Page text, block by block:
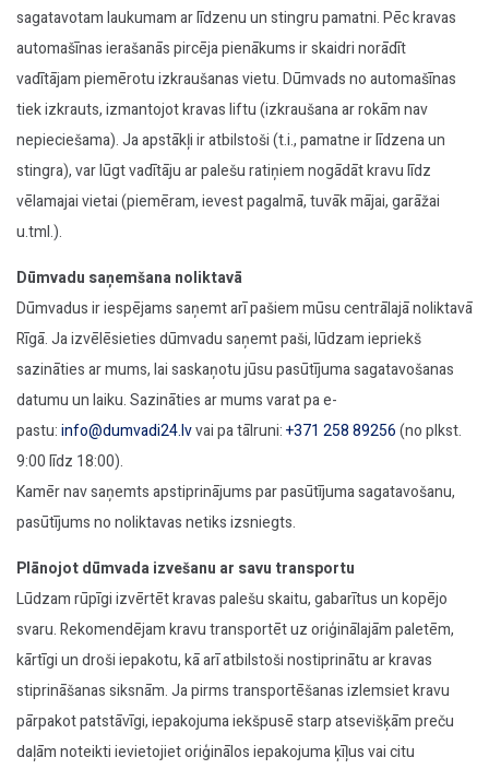
sagatavotam laukumam ar līdzenu un stingru pamatni. Pēc kravas
automašīnas ierašanās pircēja pienākums ir skaidri norādīt
vadītājam piemērotu izkraušanas vietu. Dūmvads no automašīnas
tiek izkrauts, izmantojot kravas liftu (izkraušana ar rokām nav
nepieciešama). Ja apstākļi ir atbilstoši (t.i., pamatne ir līdzena un
stingra), var lūgt vadītāju ar palešu ratiņiem nogādāt kravu līdz
vēlamajai vietai (piemēram, ievest pagalmā, tuvāk mājai, garāžai
u.tml.).
Dūmvadu saņemšana noliktavā
Dūmvadus ir iespējams saņemt arī pašiem mūsu centrālajā noliktavā
Rīgā. Ja izvēlēsieties dūmvadu saņemt paši, lūdzam iepriekš
sazināties ar mums, lai saskaņotu jūsu pasūtījuma sagatavošanas
datumu un laiku. Sazināties ar mums varat pa e-
pastu:info@dumvadi24.lvvai pa tālruni:+371 258 89256(no plkst.
9:00 līdz 18:00).
Kamēr nav saņemts apstiprinājums par pasūtījuma sagatavošanu,
pasūtījums no noliktavas netiks izsniegts.
Plānojot dūmvada izvešanu ar savu transportu
Lūdzam rūpīgi izvērtēt kravas palešu skaitu, gabarītus un kopējo
svaru. Rekomendējam kravu transportēt uz oriģinālajām paletēm,
kārtīgi un droši iepakotu, kā arī atbilstoši nostiprinātu ar kravas
stiprināšanas siksnām. Ja pirms transportēšanas izlemsiet kravu
pārpakot patstāvīgi, iepakojuma iekšpusē starp atsevišķām preču
daļām noteikti ievietojiet oriģinālos iepakojuma ķīļus vai citu